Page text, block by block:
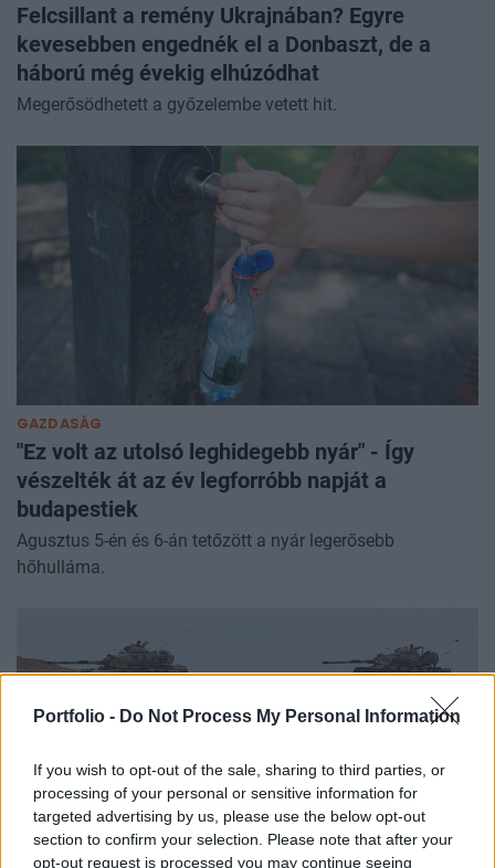
Portfolio - Do Not Process My Personal Information
If you wish to opt-out of the sale, sharing to third parties, or
processing of your personal or sensitive information for
targeted advertising by us, please use the below opt-out
section to confirm your selection. Please note that after your
opt-out request is processed you may continue seeing
Felcsillant a remény Ukrajnában? Egyre
kevesebben engednék el a Donbaszt, de a
háború még évekig elhúzódhat
Megerősödhetett a győzelembe vetett hit.
GAZDASÁG
"Ez volt az utolsó leghidegebb nyár" - Így
vészelték át az év legforróbb napját a
budapestiek
Agusztus 5-én és 6-án tetőzött a nyár legerősebb
hőhulláma.